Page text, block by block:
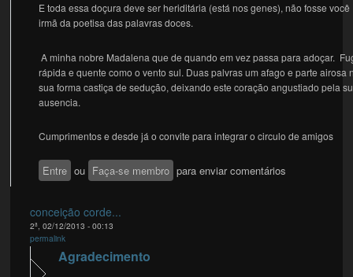
E toda essa doçura deve ser heriditária (está nos genes), não fosse você
irmã da poetisa das palavras doces.
A minha nobre Madalena que de quando em vez passa para adoçar.
rápida e quente como o vento sul. Duas palvras um afago e parte airosa
sua forma castiça de sedução, deixando este coração angustiado pela
ausencia.
Cumprimentos e desde já o convite para integrar o circulo de amigos
Entre ou Faça-se membro para enviar comentários
conceição corde...
2ª, 02/12/2013 - 00:13
permalink
Agradecimento